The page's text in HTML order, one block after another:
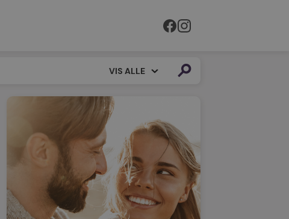
VIS ALLE